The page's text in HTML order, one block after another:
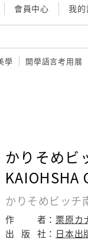
會員中心 我的
學 開學語言考用展
かりそめビ
KAIOHSHA
かりそめビッチ
作 者：栗原カ
出
版 社： 日本出